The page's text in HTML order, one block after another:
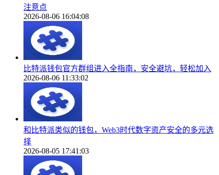
注意点
2026-08-06 16:04:08
比特派钱包官方群组进入全指南，安全避坑，轻松加入
2026-08-06 11:33:02
和比特派类似的钱包，Web3时代数字资产安全的多元选
择
2026-08-05 17:41:03